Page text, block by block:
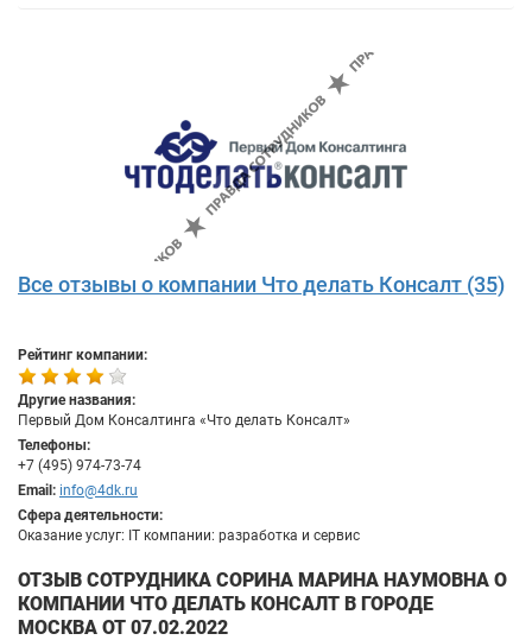
Все отзывы о компании Что делать Консалт (35)
Рейтинг компании:
Другие названия:
Первый Дом Консалтинга «Что делать Консалт»
Телефоны:
+7 (495) 974-73-74
Email: info@4dk.ru
Сфера деятельности:
Оказание услуг: IT компании: разработка и сервис
ОТЗЫВ СОТРУДНИКА СОРИНА МАРИНА НАУМОВНА О
КОМПАНИИ ЧТО ДЕЛАТЬ КОНСАЛТ В ГОРОДЕ
МОСКВА ОТ 07.02.2022